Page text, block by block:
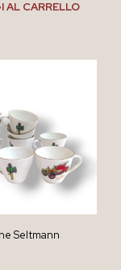
AL CARRELLO
Seltmann